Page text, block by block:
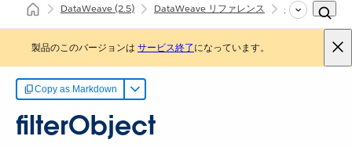
DataWeave(2.5) DataWeave リファレンス dw::Core
製品のこのバージョンは サービス終了になっています。
Copy as Markdown
filterObject